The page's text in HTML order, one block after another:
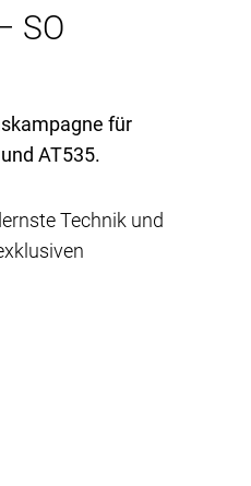
SO
für
AT535.
Technik und